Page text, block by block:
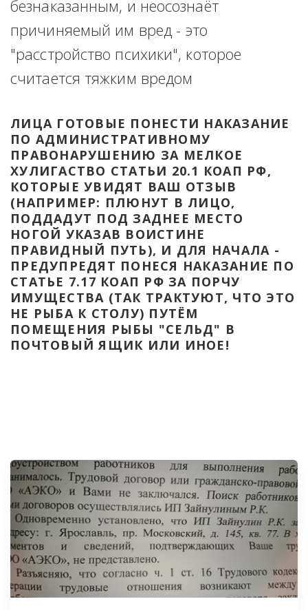
безнаказанным, и неосознаёт
причиняемый им вред - это
"расстройство психики", которое
считается тяжким вредом
ЛИЦА ГОТОВЫЕ ПОНЕСТИ НАКАЗАНИЕ
ПО АДМИНИСТРАТИВНОМУ
ПРАВОНАРУШЕНИЮ ЗА МЕЛКОЕ
ХУЛИГАСТВО СТАТЬИ 20.1 КОАП РФ,
КОТОРЫЕ УВИДЯТ ВАШ ОТЗЫВ
(НАПРИМЕР: ПЛЮНУТ В ЛИЦО,
ПОДДАДУТ ПОД ЗАДНЕЕ МЕСТО
НОГОЙ УКАЗАВ ВОИСТИНЕ
ПРАВИДНЫЙ ПУТЬ), И ДЛЯ НАЧАЛА -
ПРЕДУПРЕДЯТ ПОНЕСЯ НАКАЗАНИЕ ПО
СТАТЬЕ 7.17 КОАП РФ ЗА ПОРЧУ
ИМУЩЕСТВА (ТАК ТРАКТУЮТ, ЧТО ЭТО
НЕ РЫБА К СТОЛУ) ПУТЁМ
ПОМЕЩЕНИЯ РЫБЫ "СЕЛЬД" В
ПОЧТОВЫЙ ЯЩИК ИЛИ ИНОЕ!